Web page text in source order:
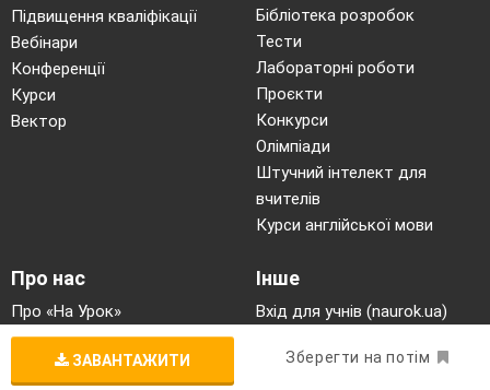
ЗАВАНТАЖИТИ Зберегти на потім
Підвищення кваліфікації
Вебінари
Конференції
Курси
Вектор
Бібліотека розробок
Тести
Лабораторні роботи
Проєкти
Конкурси
Олімпіади
Штучний інтелект для
вчителів
Курси англійської мови
Про нас
Про «На Урок»
Співпраця закладів освіти
Інше
Вхід для учнів (naurok.ua)
Конкурс «Фантастична